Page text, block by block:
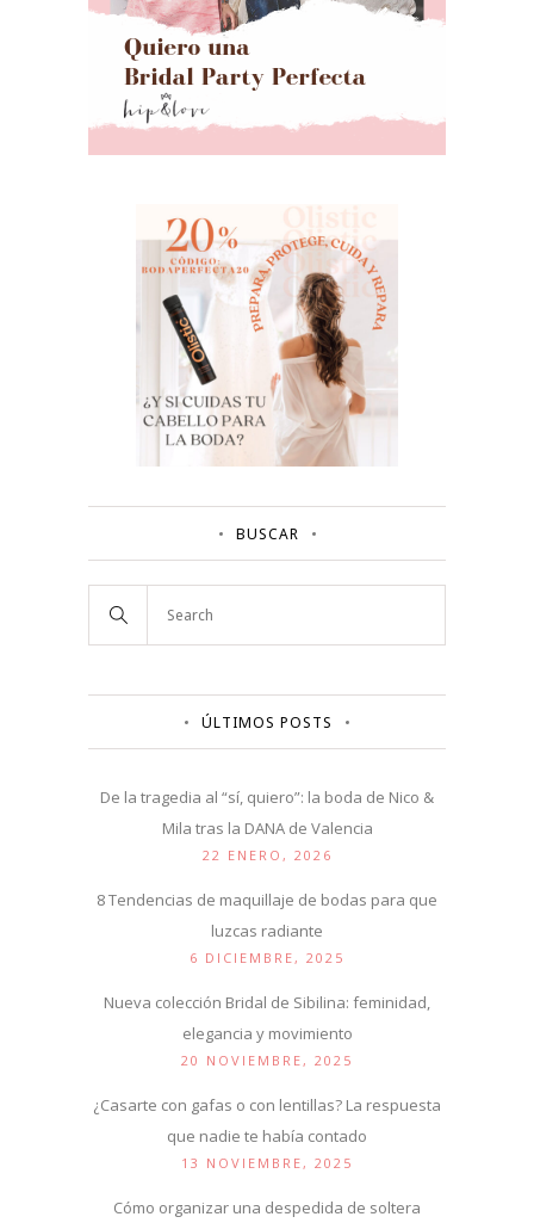
BUSCAR
ÚLTIMOS POSTS
De la tragedia al “sí, quiero”: la boda de Nico &
Mila tras la DANA de Valencia
22 ENERO, 2026
8 Tendencias de maquillaje de bodas para que
luzcas radiante
6 DICIEMBRE, 2025
Nueva colección Bridal de Sibilina: feminidad,
elegancia y movimiento
20 NOVIEMBRE, 2025
¿Casarte con gafas o con lentillas? La respuesta
que nadie te había contado
13 NOVIEMBRE, 2025
Cómo organizar una despedida de soltera